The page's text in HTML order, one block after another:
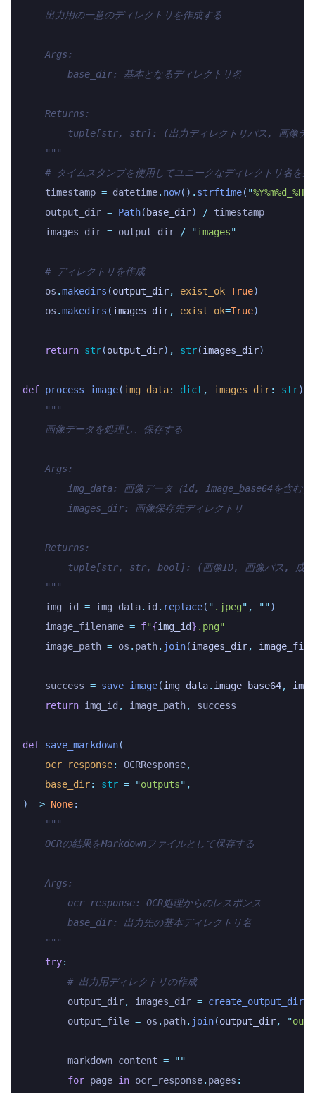
    出力用の一意のディレクトリを作成する
    Args:
        base_dir: 基本となるディレクトリ名
    Returns:
tuple[str, str]: (出力ディレクトリパス, 画像デ
    """
# タイムスタンプを使用してユニークなディレクトリ名を生
    timestamp
= datetime. now() . strftime( "
    output_dir
= Path( base_dir) / timestamp
    images_dir
= output_dir / "images"
    # ディレクトリを作成
    os
.makedirs (output_dir, exist_ok=True)
    os
.makedirs (images_dir, exist_ok=True)
    return
str(output_dir) , str(images_dir)
def process_image(img_data: dict , images_dir: str)
    """
    画像データを処理し、保存する
    Args:
        img_data: 画像データ（id, image_base64を含む）
        images_dir: 画像保存先ディレクトリ
    Returns:
tuple[str, str, bool]: (画像ID, 画像パス, 成
    """
    img_id
= img_data. id . replace( " .jpeg" , "")
    image_filename
= f"{img_id} .png"
    image_path
= os . path. join(images_dir,
    success
= save_image(img_data. image_base64,
    return
img_id , image_path, success
def save_markdown(
    ocr_response
: OCRResponse,
    base_dir
: str = "outputs" ,
)
-> None:
    """
    OCRの結果をMarkdownファイルとして保存する
    Args:
        ocr_response: OCR処理からのレスポンス
        base_dir: 出力先の基本ディレクトリ名
    """
    try
:
        # 出力用ディレクトリの作成
        output_dir
, images_dir = create_output_dirs
        output_file
= os . path. join(output_dir, "
        markdown_content
= ""
        for
page in ocr_response. pages :